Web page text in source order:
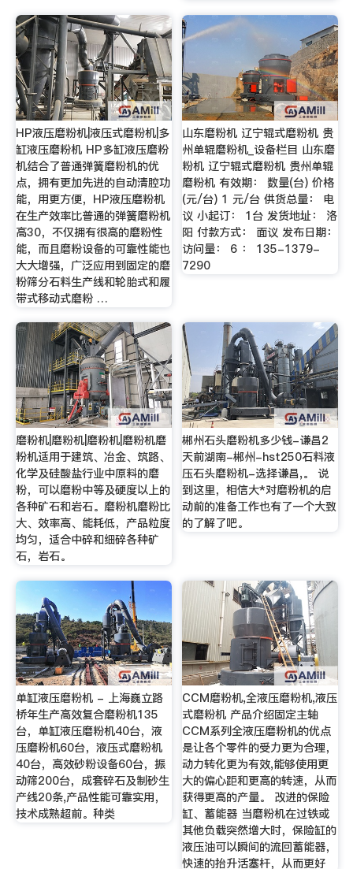
HP液压磨粉机|液压式磨粉机|多
缸液压磨粉机 HP多缸液压磨粉
机结合了普通弹簧磨粉机的优
点，拥有更加先进的自动清腔功
能，用更方便，HP液压磨粉机
在生产效率比普通的弹簧磨粉机
高30，不仅拥有很高的磨粉性
能，而且磨粉设备的可靠性能也
大大增强，广泛应用到固定的磨
粉筛分石料生产线和轮胎式和履
带式移动式磨粉 …
山东磨粉机 辽宁辊式磨粉机 贵
州单辊磨粉机_设备栏目 山东磨
粉机 辽宁辊式磨粉机 贵州单辊
磨粉机 有效期： 数量(台) 价格
(元/台) 1 元/台 供货总量： 电
议 小起订： 1台 发货地址： 洛
阳 付款方式： 面议 发布日期：
访问量： 6 ： 135-1379-
7290
磨粉机|磨粉机|磨粉机|磨粉机磨
粉机适用于建筑、冶金、筑路、
化学及硅酸盐行业中原料的磨
粉，可以磨粉中等及硬度以上的
各种矿石和岩石。磨粉机磨粉比
大、效率高、能耗低，产品粒度
均匀，适合中碎和细碎各种矿
石，岩石。
郴州石头磨粉机多少钱-谦昌2
天前湖南-郴州-hst250石料液
压石头磨粉机-选择谦昌,。 说
到这里，相信大*对磨粉机的启
动前的准备工作也有了一个大致
的了解了吧。
单缸液压磨粉机 - 上海巍立路
桥年生产高效复合磨粉机135
台，单缸液压磨粉机40台，液
压磨粉机60台，液压式磨粉机
40台，高效砂粉设备60台，振
动筛200台，成套碎石及制砂生
产线20条,产品性能可靠实用，
技术成熟超前。种类
CCM磨粉机,全液压磨粉机,液压
式磨粉机 产品介绍固定主轴
CCM系列全液压磨粉机的优点
是让各个零件的受力更为合理，
动力转化更为有效,能够使用更
大的偏心距和更高的转速，从而
获得更高的产量。 改进的保险
缸、蓄能器 当磨粉机在过铁或
其他负载突然增大时，保险缸的
液压油可以瞬间的流回蓄能器，
快速的抬升活塞杆，从而更好